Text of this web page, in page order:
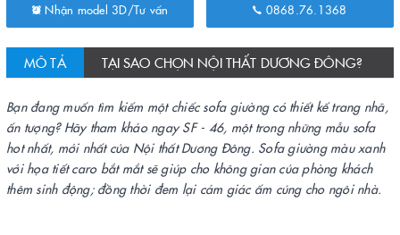
Nhận model 3D/Tư vấn 0868.76.1368
MÔ TẢ TẠI SAO CHỌN NỘI THẤT DƯƠNG ĐÔNG?
Bạn đang muốn tìm kiếm một chiếc sofa giường có thiết kế trang nhã,
ấn tượng? Hãy tham khảo ngay SF - 46, một trong những mẫu sofa
hot nhất, mới nhất của Nội thất Dương Đông. Sofa giường màu xanh
với họa tiết caro bắt mắt sẽ giúp cho không gian của phòng khách
thêm sinh động; đồng thời đem lại cảm giác ấm cúng cho ngôi nhà.